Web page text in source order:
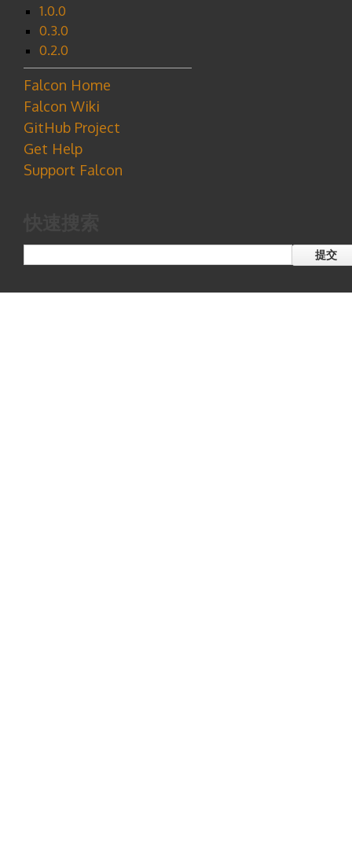
1.0.0
0.3.0
0.2.0
Falcon Home
Falcon Wiki
GitHub Project
Get Help
Support Falcon